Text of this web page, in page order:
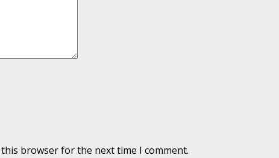
browser for the next time I comment.